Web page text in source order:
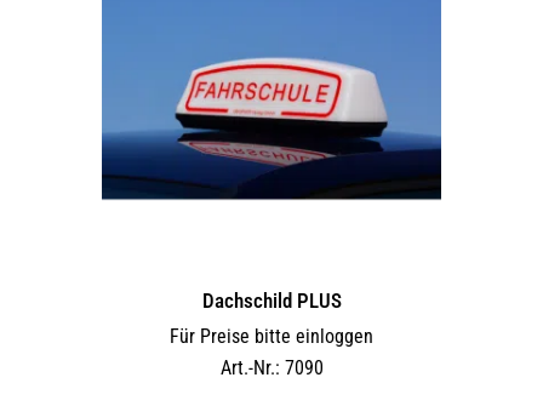
Dachschild PLUS
Für Preise bitte einloggen
Art.-Nr.: 7090